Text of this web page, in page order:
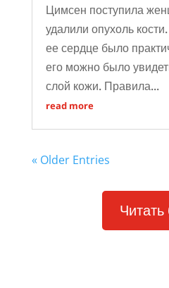
Цимсен поступила
удалили опухоль
ее сердце было
его можно было
слой кожи. Правила...
read more
« Older Entries
Читать